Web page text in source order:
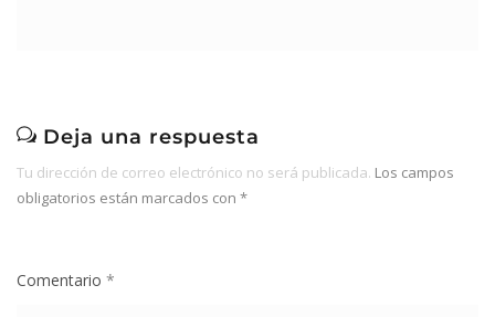
Deja una respuesta
Tu dirección de correo electrónico no será publicada. Los campos
obligatorios están marcados con *
Comentario *